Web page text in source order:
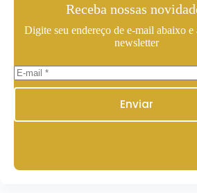
Receba nossas
Digite seu endereço de e-mail abaixo e
newsletter
Enviar